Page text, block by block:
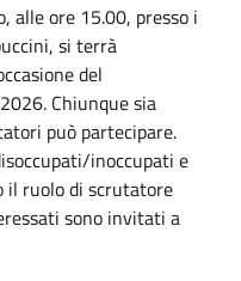
alle ore 15.00, presso i
si terrà
del
Chiunque sia
può partecipare.
inoccupati e
il ruolo di scrutatore
sono invitati a